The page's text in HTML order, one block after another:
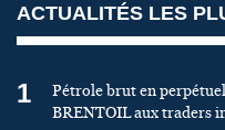
ACTUALITÉS LES
1
Pétrole brut en
BRENTOIL aux traders